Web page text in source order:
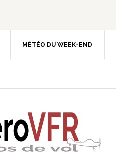
MÉTÉO DU WEEK-END